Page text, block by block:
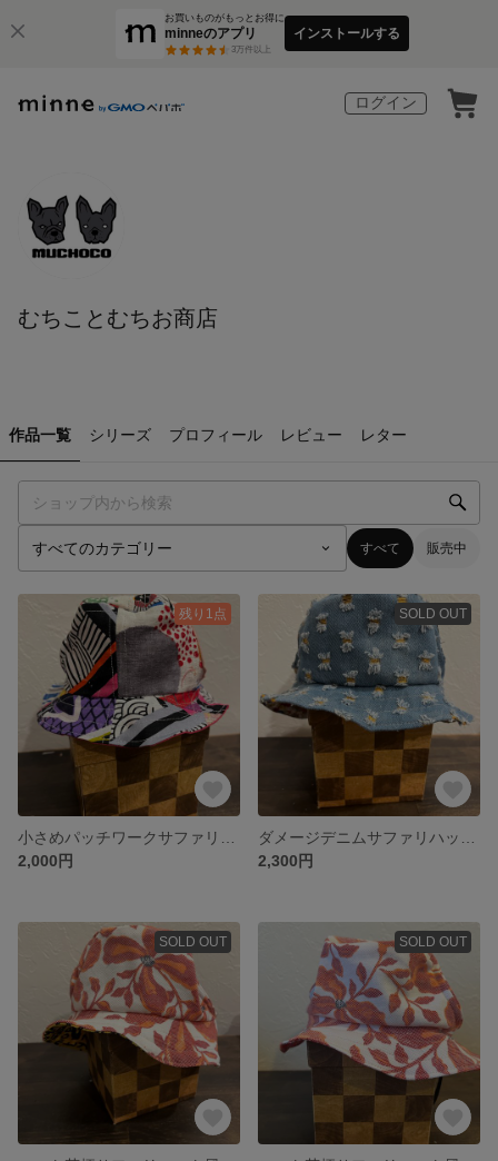
お買いものがもっとお得に
minneのアプリ
3万件以上
インストールする
ログイン
むちことむちお商店
作品一覧 シリーズ プロフィール レビュー レター
すべて 販売中
残り1点
2,000円
SOLD OUT
2,300円
SOLD OUT SOLD OUT